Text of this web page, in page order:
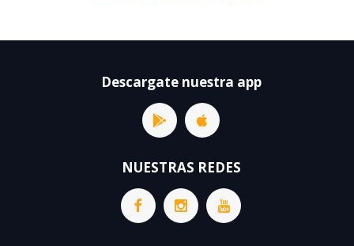
Descargate nuestra app
NUESTRAS REDES